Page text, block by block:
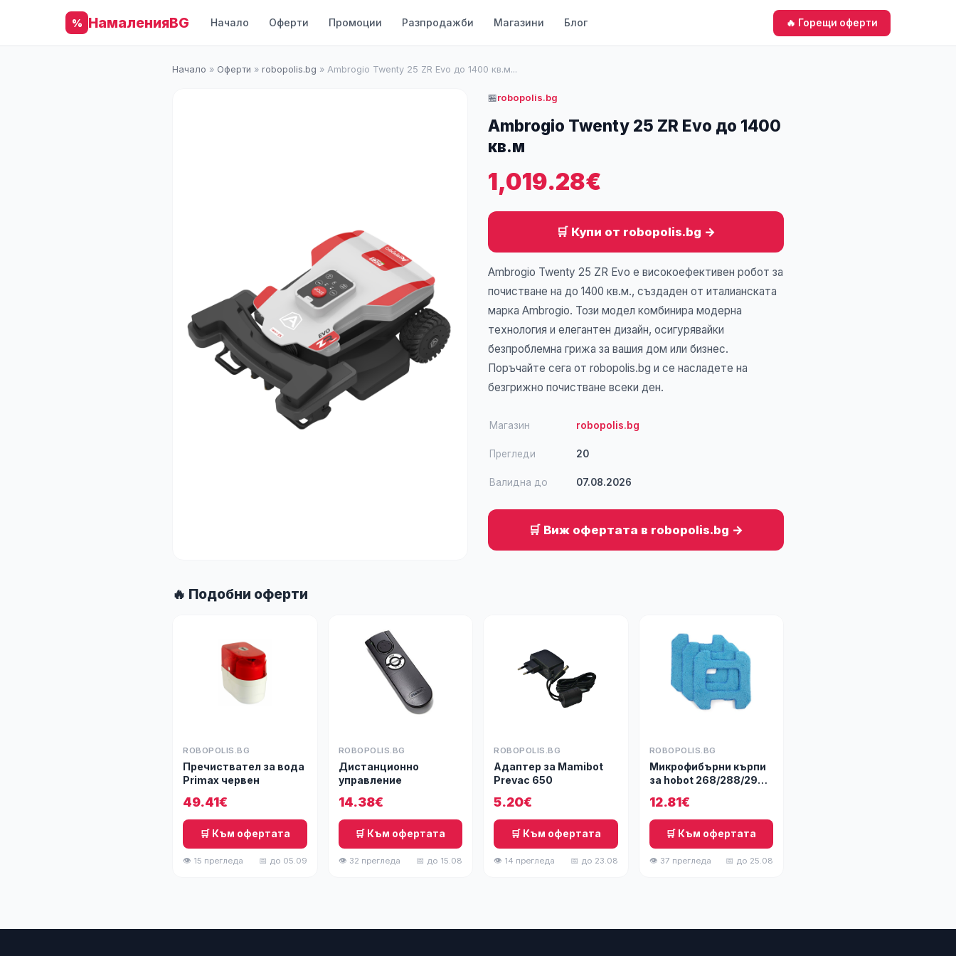
% НамаленияBG Начало Оферти Промоции Разпродажби Магазини Блог 🔥 Горещи оферти
Начало » Оферти » robopolis.bg » Ambrogio Twenty 25 ZR Evo до 1400 кв.м...
🏪robopolis.bg
Ambrogio Twenty 25 ZR Evo до 1400
кв.м
1,019.28€
🛒 Купи от robopolis.bg →
Ambrogio Twenty 25 ZR Evo е високоефективен робот за
почистване на до 1400 кв.м., създаден от италианската
марка Ambrogio. Този модел комбинира модерна
технология и елегантен дизайн, осигурявайки
безпроблемна грижа за вашия дом или бизнес.
Поръчайте сега от robopolis.bg и се насладете на
безгрижно почистване всеки ден.
Магазин robopolis.bg
Прегледи 20
Валидна до 07.08.2026
🛒 Виж офертата в robopolis.bg →
🔥 Подобни оферти
ROBOPOLIS.BG
Пречиствател за вода
Primax червен
49.41€
🛒 Към офертата
👁 15 прегледа 📅 до 05.09
ROBOPOLIS.BG
Дистанционно
управление
14.38€
🛒 Към офертата
👁 32 прегледа 📅 до 15.08
ROBOPOLIS.BG
Адаптер за Mamibot
Prevac 650
5.20€
🛒 Към офертата
👁 14 прегледа 📅 до 23.08
ROBOPOLIS.BG
Микрофибърни кърпи
за hobot 268/288/298
12.81€
🛒 Към офертата
👁 37 прегледа 📅 до 25.08